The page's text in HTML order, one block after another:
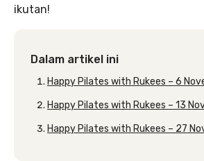
ikutan!
Dalam artikel ini
Happy Pilates with Rukees – 6
Happy Pilates with Rukees – 13
Happy Pilates with Rukees – 27